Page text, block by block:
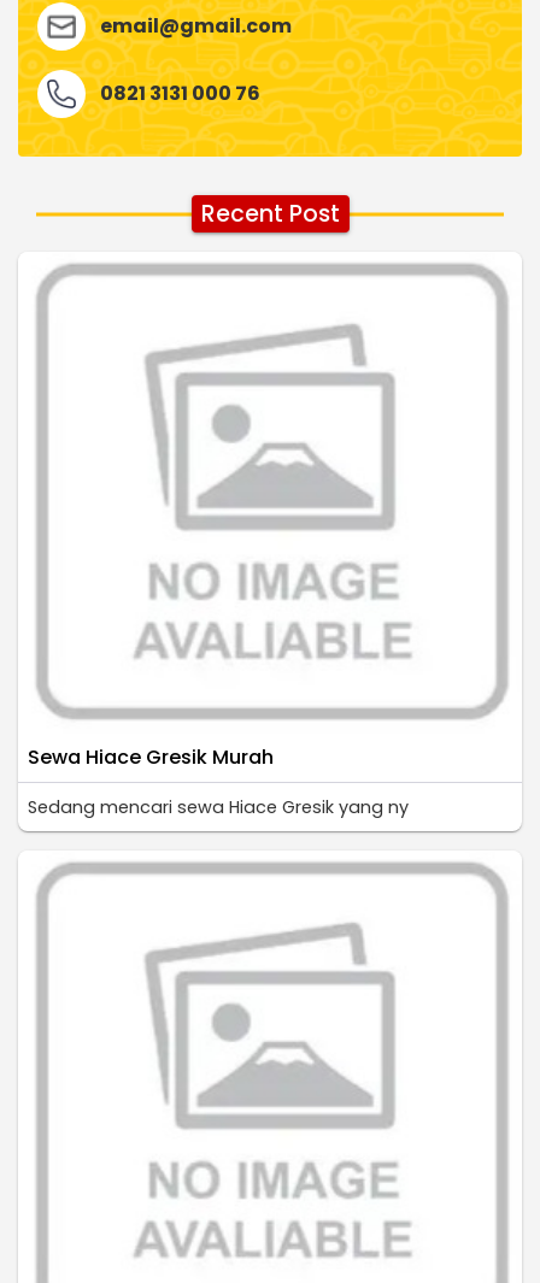
email@gmail.com
0821 3131 000 76
Recent Post
Sewa Hiace Gresik Murah
Sedang mencari sewa Hiace Gresik yang ny